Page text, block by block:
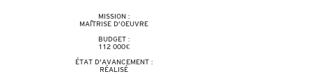
MISSION :
MAÎTRISE D’OEUVRE
BUDGET :
112 000 €
ÉTAT D'AVANCEMENT :
RÉALISÉ